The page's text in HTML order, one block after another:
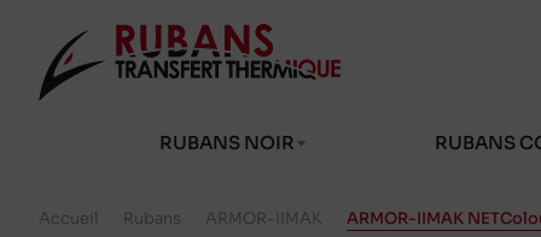
RUBANS NOIR RUBANS
Accueil Rubans ARMOR-IIMAK ARMOR-IIMAK